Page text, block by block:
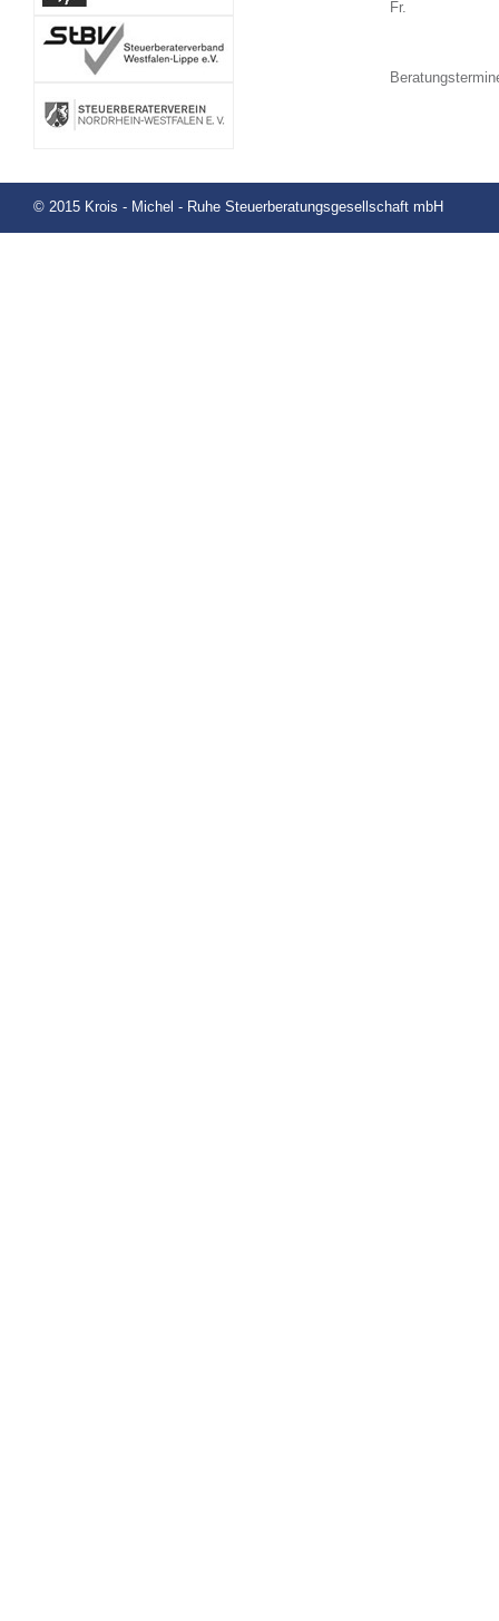
Fr.
© 2015 Krois - Michel - Ruhe Steuerberatungsgesellschaft mbH